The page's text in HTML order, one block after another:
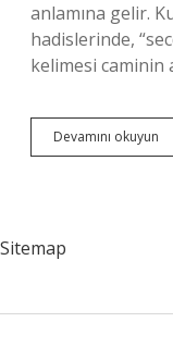
anlamına gelir.
hadislerinde,
kelimesi caminin
Devamını okuyun
Sitemap